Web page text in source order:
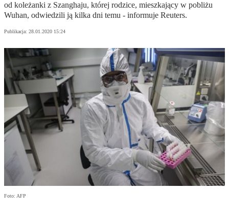
od koleżanki z Szanghaju, której rodzice, mieszkający w pobliżu
Wuhan, odwiedzili ją kilka dni temu - informuje Reuters.
Publikacja: 28.01.2020 15:24
Foto: AFP